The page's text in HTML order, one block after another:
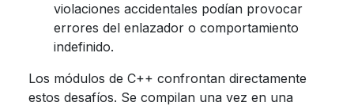
violaciones accidentales podían provocar
errores del enlazador o comportamiento
indefinido.
Los módulos de C++ confrontan directamente
estos desafíos. Se compilan una vez en una